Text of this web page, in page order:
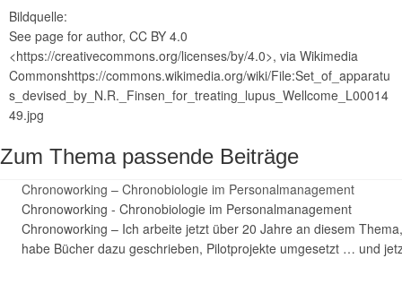
Bildquelle:
See page for author, CC BY 4.0
<https://creativecommons.org/licenses/by/4.0>, via Wikimedia
Commonshttps://commons.wikimedia.org/wiki/File:Set_of_apparatu
s_devised_by_N.R._Finsen_for_treating_lupus_Wellcome_L00014
49.jpg
Zum Thema passende Beiträge
Chronoworking – Chronobiologie im Personalmanagement
Chronoworking - Chronobiologie im Personalmanagement
Chronoworking – Ich arbeite jetzt über 20 Jahre an diesem Thema,
habe Bücher dazu geschrieben, Pilotprojekte umgesetzt … und